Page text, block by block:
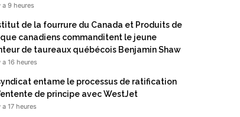
a 9 heures
de la fourrure du Canada et Produits de
canadiens commanditent le jeune
de taureaux québécois Benjamin Shaw
a 16 heures
entame le processus de ratification
de principe avec WestJet
a 17 heures